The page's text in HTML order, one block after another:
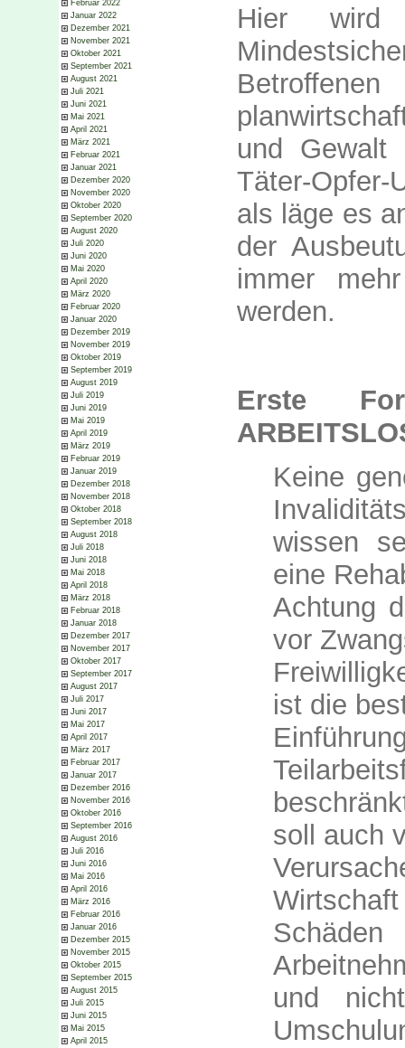
Februar 2022
Januar 2022
Dezember 2021
November 2021
Oktober 2021
September 2021
August 2021
Juli 2021
Juni 2021
Mai 2021
April 2021
März 2021
Februar 2021
Januar 2021
Dezember 2020
November 2020
Oktober 2020
September 2020
August 2020
Juli 2020
Juni 2020
Mai 2020
April 2020
März 2020
Februar 2020
Januar 2020
Dezember 2019
November 2019
Oktober 2019
September 2019
August 2019
Juli 2019
Juni 2019
Mai 2019
April 2019
März 2019
Februar 2019
Januar 2019
Dezember 2018
November 2018
Oktober 2018
September 2018
August 2018
Juli 2018
Juni 2018
Mai 2018
April 2018
März 2018
Februar 2018
Januar 2018
Dezember 2017
November 2017
Oktober 2017
September 2017
August 2017
Juli 2017
Juni 2017
Mai 2017
April 2017
März 2017
Februar 2017
Januar 2017
Dezember 2016
November 2016
Oktober 2016
September 2016
August 2016
Juli 2016
Juni 2016
Mai 2016
April 2016
März 2016
Februar 2016
Januar 2016
Dezember 2015
November 2015
Oktober 2015
September 2015
August 2015
Juli 2015
Juni 2015
Mai 2015
April 2015
Hier
und Gewalt
Täter-
als läge es
der
immer
werden.
Erste
Keine
wissen
eine
Achtung
vor
ist die
soll auch
und